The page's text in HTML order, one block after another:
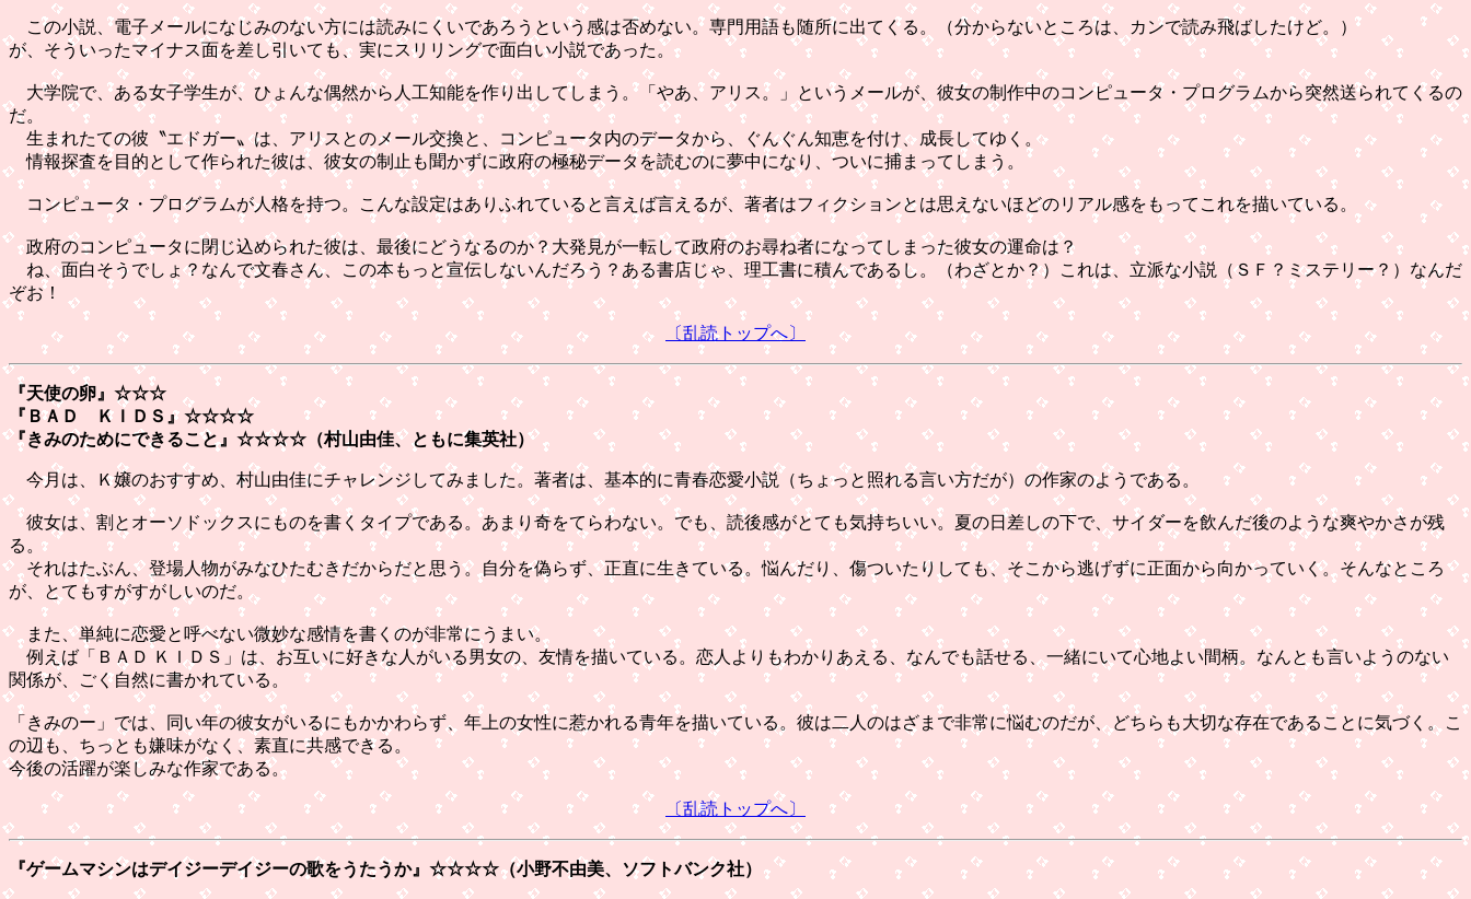
この小説、電子メールになじみのない方には読みにくいであろうという感は否めない。専門用語も随所に出てくる。（分からないところは、カンで読み飛ばしたけど。）
が、そういったマイナス面を差し引いても、実にスリリングで面白い小説であった。
大学院で、ある女子学生が、ひょんな偶然から人工知能を作り出してしまう。「やあ、アリス。」というメールが、彼女の制作中のコンピュータ・プログラムから突然送られてくるの
だ。
生まれたての彼〝エドガー〟は、アリスとのメール交換と、コンピュータ内のデータから、ぐんぐん知恵を付け、成長してゆく。
情報探査を目的として作られた彼は、彼女の制止も聞かずに政府の極秘データを読むのに夢中になり、ついに捕まってしまう。
コンピュータ・プログラムが人格を持つ。こんな設定はありふれていると言えば言えるが、著者はフィクションとは思えないほどのリアル感をもってこれを描いている。
政府のコンピュータに閉じ込められた彼は、最後にどうなるのか？大発見が一転して政府のお尋ね者になってしまった彼女の運命は？
ね、面白そうでしょ？なんで文春さん、この本もっと宣伝しないんだろう？ある書店じゃ、理工書に積んであるし。（わざとか？）これは、立派な小説（ＳＦ？ミステリー？）なんだ
ぞお！
〔乱読トップへ〕
『天使の卵』☆☆☆
『ＢＡＤ ＫＩＤＳ』☆☆☆☆
『きみのためにできること』 ☆☆☆☆（村山由佳、ともに集英社）
今月は、Ｋ嬢のおすすめ、村山由佳にチャレンジしてみました。著者は、基本的に青春恋愛小説（ちょっと照れる言い方だが）の作家のようである。
彼女は、割とオーソドックスにものを書くタイプである。あまり奇をてらわない。でも、読後感がとても気持ちいい。夏の日差しの下で、サイダーを飲んだ後のような爽やかさが残
る。
それはたぶん、登場人物がみなひたむきだからだと思う。自分を偽らず、正直に生きている。悩んだり、傷ついたりしても、そこから逃げずに正面から向かっていく。そんなところ
が、とてもすがすがしいのだ。
また、単純に恋愛と呼べない微妙な感情を書くのが非常にうまい。
例えば「ＢＡＤ ＫＩＤＳ」は、お互いに好きな人がいる男女の、友情を描いている。恋人よりもわかりあえる、なんでも話せる、一緒にいて心地よい間柄。なんとも言いようのない
関係が、ごく自然に書かれている。
「きみのー」では、同い年の彼女がいるにもかかわらず、年上の女性に惹かれる青年を描いている。彼は二人のはざまで非常に悩むのだが、どちらも大切な存在であることに気づく。こ
の辺も、ちっとも嫌味がなく、素直に共感できる。
今後の活躍が楽しみな作家である。
〔乱読トップへ〕
『ゲームマシンはデイジーデイジーの歌をうたうか』 ☆☆☆☆（小野不由美、ソフトバンク社）